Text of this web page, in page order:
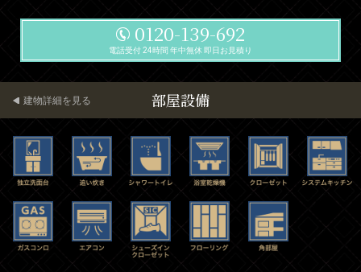
0120-139-692
電話受付 24時間 年中無休 即日お見積り
部屋設備
建物詳細を見る